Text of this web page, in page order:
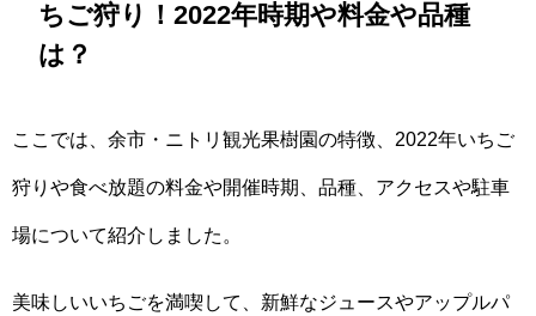
ちご狩り！2022年時期や料金や品種
は？
ここでは、余市・ニトリ観光果樹園の特徴、2022年いちご
狩りや食べ放題の料金や開催時期、品種、アクセスや駐車
場について紹介しました。
美味しいいちごを満喫して、新鮮なジュースやアップルパ